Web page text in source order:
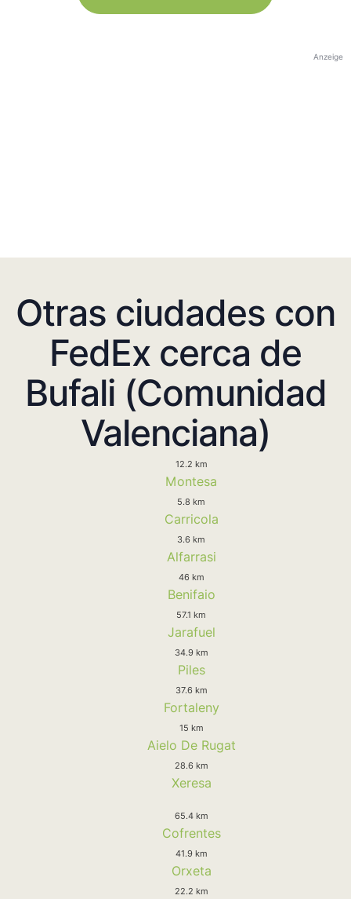
Anzeige
Otras ciudades con
FedEx cerca de
Bufali (Comunidad
Valenciana)
12.2 km
Montesa
5.8 km
Carricola
3.6 km
Alfarrasi
46 km
Benifaio
57.1 km
Jarafuel
34.9 km
Piles
37.6 km
Fortaleny
15 km
Aielo De Rugat
28.6 km
Xeresa
65.4 km
Cofrentes
41.9 km
Orxeta
22.2 km